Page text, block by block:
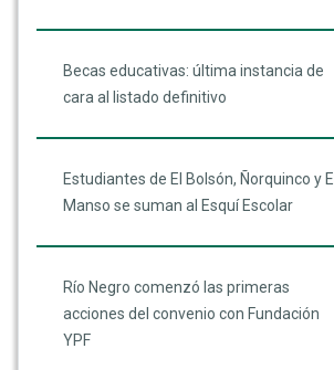
Becas educativas: última instancia de
cara al listado definitivo
Estudiantes de El Bolsón, Ñorquinco y El
Manso se suman al Esquí Escolar
Río Negro comenzó las primeras
acciones del convenio con Fundación
YPF